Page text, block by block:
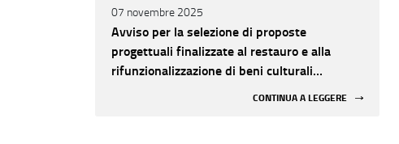
07 novembre 2025
Avviso per la selezione di proposte
progettuali finalizzate al restauro e alla
rifunzionalizzazione di beni culturali
CONTINUA A LEGGERE